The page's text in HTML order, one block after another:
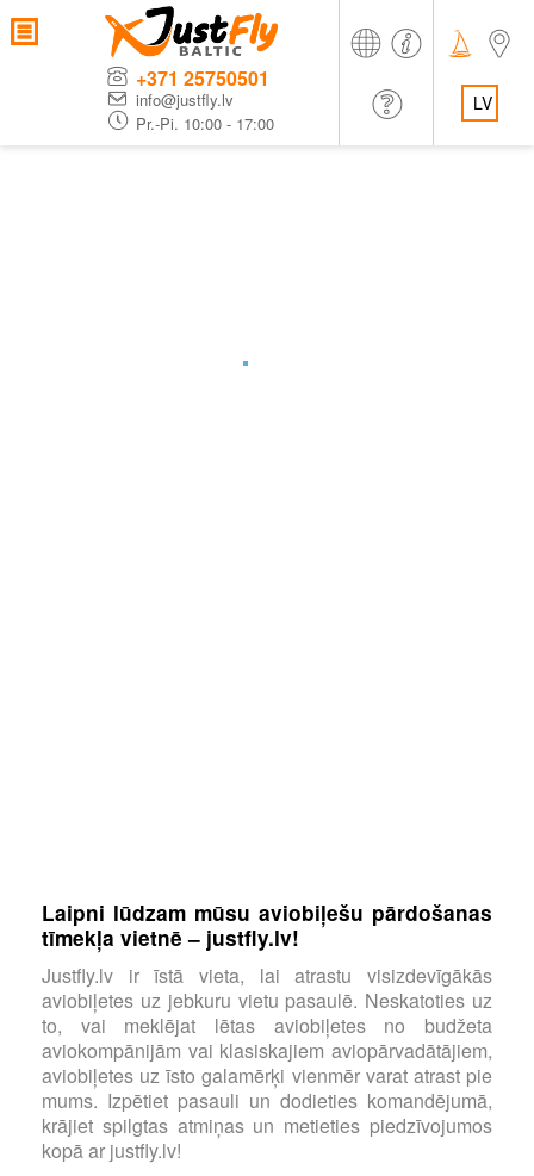
+371 25750501
info@justfly.lv
Pr.-Pi. 10:00 - 17:00
LV
Laipni lūdzam mūsu aviobiļešu pārdošanas
tīmekļa vietnē – justfly.lv!
Justfly.lv ir īstā vieta, lai atrastu visizdevīgākās
aviobiļetes uz jebkuru vietu pasaulē. Neskatoties uz
to, vai meklējat lētas aviobiļetes no budžeta
aviokompānijām vai klasiskajiem aviopārvadātājiem,
aviobiļetes uz īsto galamērķi vienmēr varat atrast pie
mums. Izpētiet pasauli un dodieties komandējumā,
krājiet spilgtas atmiņas un metieties piedzīvojumos
kopā ar justfly.lv!